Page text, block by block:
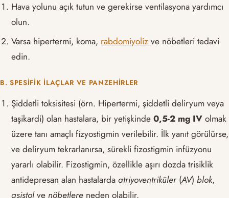
Hava yolunu açık tutun ve gerekirse ventilasyona yardımcı
olun.
Varsa hipertermi, koma, rabdomiyolizve nöbetleri tedavi
edin.
B. SPESIFIK ILAÇLAR VE PANZEHIRLER
Şiddetli toksisitesi (örn. Hipertermi, şiddetli deliryum veya
taşikardi) olan hastalara, bir yetişkinde0,5-2 mg IV olmak
üzere tanı amaçlı fizyostigmin verilebilir. İlk yanıt görülürse,
ve deliryum tekrarlanırsa, sürekli fizostigmin infüzyonu
yararlı olabilir. Fizostigmin, özellikle aşırı dozda trisiklik
antidepresan alan hastalardaatriyoventriküler (AV)blok,
asistolvenöbetlere neden olabilir.